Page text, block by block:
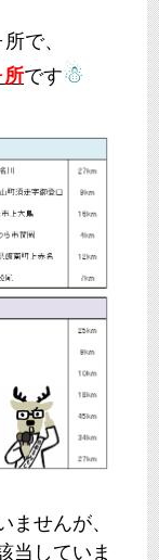
で、
所です☃
ませんが、
当していま